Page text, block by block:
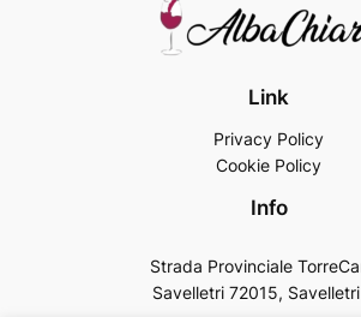
Link
Privacy Policy
Cookie Policy
Info
Strada Provinciale
Savelletri 72015, Savelletri